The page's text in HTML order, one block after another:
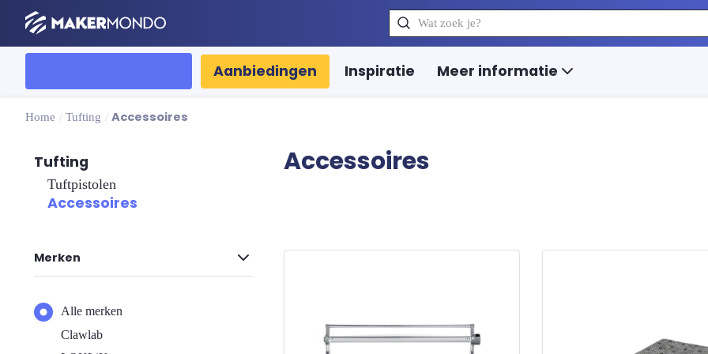
Zoeken
Aanbiedingen Inspiratie Meer informatie
Home / Tufting / Accessoires
Tufting
Tuftpistolen
Accessoires
Merken
Alle merken
Clawlab
Accessoires